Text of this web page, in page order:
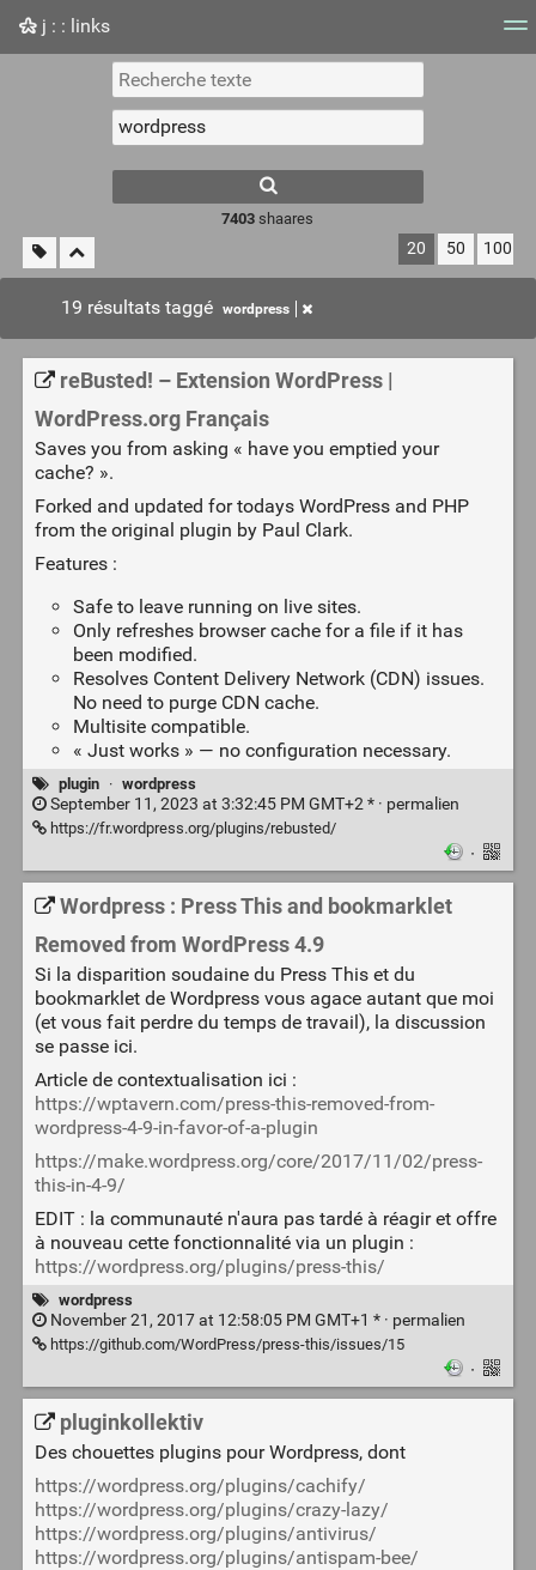
j : : links
Nuage de tags Mur d'images
7403 shaares
20 50 100
19 résultats taggé wordpress
reBusted! – Extension WordPress |
WordPress.org Français
Saves you from asking « have you emptied your
cache? ».
Forked and updated for todays WordPress and PHP
from the original plugin by Paul Clark.
Features :
Safe to leave running on live sites.
Only refreshes browser cache for a file if it has
been modified.
Resolves Content Delivery Network (CDN) issues.
No need to purge CDN cache.
Multisite compatible.
« Just works » — no configuration necessary.
plugin · wordpress
September 11, 2023 at 3:32:45 PM GMT+2 * · permalien
https://fr.wordpress.org/plugins/rebusted/
·
Wordpress : Press This and bookmarklet
Removed from WordPress 4.9
Si la disparition soudaine du Press This et du
bookmarklet de Wordpress vous agace autant que moi
(et vous fait perdre du temps de travail), la discussion
se passe ici.
Article de contextualisation ici :
https://wptavern.com/press-this-removed-from-
wordpress-4-9-in-favor-of-a-plugin
https://make.wordpress.org/core/2017/11/02/press-
this-in-4-9/
EDIT : la communauté n'aura pas tardé à réagir et offre
à nouveau cette fonctionnalité via un plugin :
https://wordpress.org/plugins/press-this/
wordpress
November 21, 2017 at 12:58:05 PM GMT+1 * · permalien
https://github.com/WordPress/press-this/issues/15
·
pluginkollektiv
Des chouettes plugins pour Wordpress, dont
https://wordpress.org/plugins/cachify/
https://wordpress.org/plugins/crazy-lazy/
https://wordpress.org/plugins/antivirus/
https://wordpress.org/plugins/antispam-bee/